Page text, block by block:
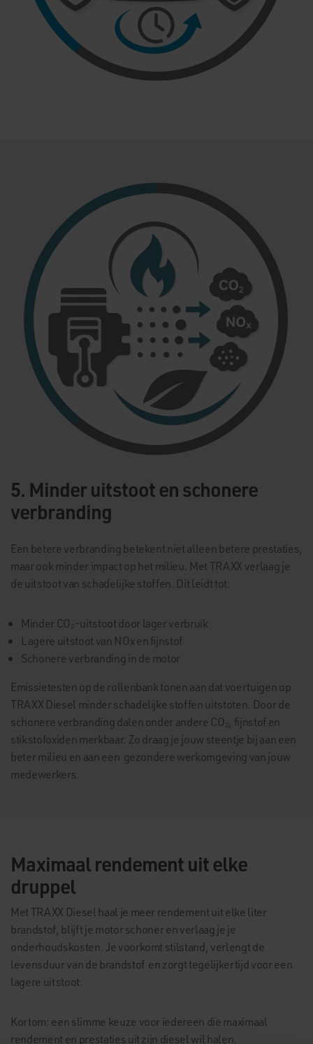
5. Minder uitstoot en schonere
verbranding
Een betere verbranding betekent niet alleen betere prestaties,
maar ook minder impact op het milieu. Met TRAXX verlaag je
de uitstoot van schadelijke stoffen. Dit leidt tot:
Minder CO₂-uitstoot door lager verbruik
Lagere uitstoot van NOx en fijnstof
Schonere verbranding in de motor
Emissietesten op de rollenbank tonen aan dat voertuigen op
TRAXX Diesel minder schadelijke stoffen uitstoten. Door de
schonere verbranding dalen onder andere CO₂, fijnstof en
stikstofoxiden merkbaar. Zo draag je jouw steentje bij aan een
beter milieu en aan een gezondere werkomgeving van jouw
medewerkers.
Maximaal rendement uit elke
druppel
Met TRAXX Diesel haal je meer rendement uit elke liter
brandstof, blijft je motor schoner en verlaag je je
onderhoudskosten. Je voorkomt stilstand, verlengt de
levensduur van de brandstof en zorgt tegelijkertijd voor een
lagere uitstoot.
Kortom: een slimme keuze voor iedereen die maximaal
rendement en prestaties uit zijn diesel wil halen.